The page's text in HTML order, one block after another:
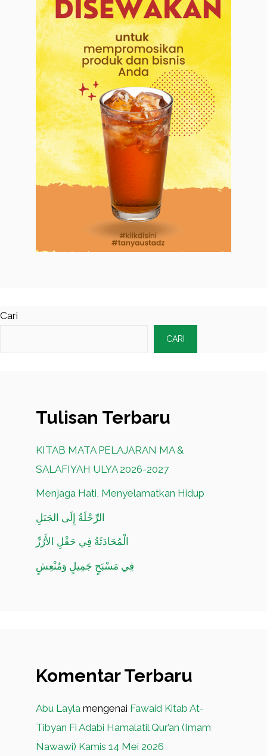
Cari
CARI
Tulisan Terbaru
KITAB MATA PELAJARAN MA &
SALAFIYAH ULYA 2026-2027
Menjaga Hati, Menyelamatkan Hidup
الرِّحْلَةُ إِلَى الجَبَلِ
الْمُحَادَثَةُ فِي حَقْلِ الأَرُزِّ
فِي مَسْبَحٍ جَمِيلٍ وَمُنْعِشٍ
Komentar Terbaru
Abu Layla mengenai Fawaid Kitab At-
Tibyan Fi Adabi Hamalatil Qur’an (Imam
Nawawi) Kamis 14 Mei 2026